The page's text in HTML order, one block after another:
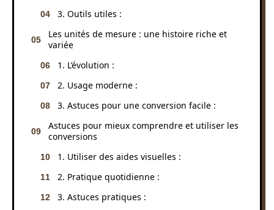
3. Outils utiles :
Les unités de mesure : une histoire riche et
variée
1. L’évolution :
2. Usage moderne :
3. Astuces pour une conversion facile :
Astuces pour mieux comprendre et utiliser les
conversions
1. Utiliser des aides visuelles :
2. Pratique quotidienne :
3. Astuces pratiques :